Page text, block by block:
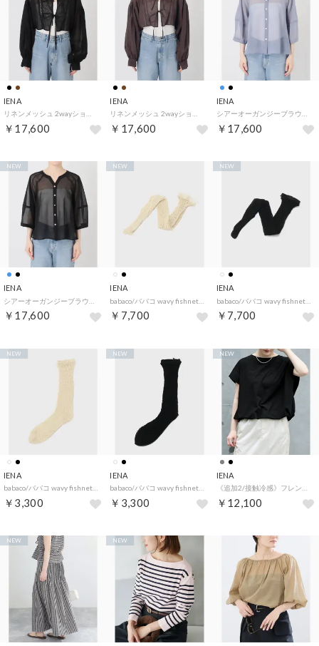
IENA
￥17,600
IENA
￥17,600
IENA
￥17,600
IENA
￥17,600
NEW
IENA
￥7,700
NEW
IENA
babaco/ババコ wavy fishnet tighs タイツ BA02-SK7 （ブラック）
￥7,700
NEW
IENA
￥3,300
NEW
IENA
￥3,300
NEW
IENA
￥12,100
NEW
NEW NEW